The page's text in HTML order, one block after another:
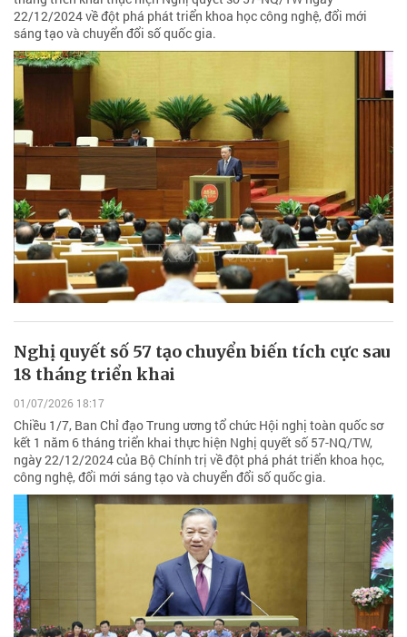
22/12/2024 về đột phá phát triển khoa học công nghệ, đổi mới
sáng tạo và chuyển đổi số quốc gia.
Nghị quyết số 57 tạo chuyển biến tích cực sau
18 tháng triển khai
01/07/2026 18:17
Chiều 1/7, Ban Chỉ đạo Trung ương tổ chức Hội nghị toàn quốc sơ
kết 1 năm 6 tháng triển khai thực hiện Nghị quyết số 57-NQ/TW,
ngày 22/12/2024 của Bộ Chính trị về đột phá phát triển khoa học,
công nghệ, đổi mới sáng tạo và chuyển đổi số quốc gia.